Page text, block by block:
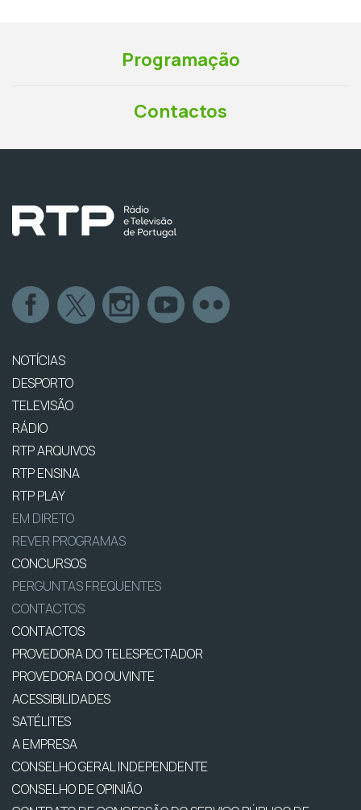
Programação
Contactos
NOTÍCIAS
DESPORTO
TELEVISÃO
RÁDIO
RTP ARQUIVOS
RTP ENSINA
RTP PLAY
EM DIRETO
REVER PROGRAMAS
CONCURSOS
PERGUNTAS FREQUENTES
CONTACTOS
CONTACTOS
PROVEDORA DO TELESPECTADOR
PROVEDORA DO OUVINTE
ACESSIBILIDADES
SATÉLITES
A EMPRESA
CONSELHO GERAL INDEPENDENTE
CONSELHO DE OPINIÃO